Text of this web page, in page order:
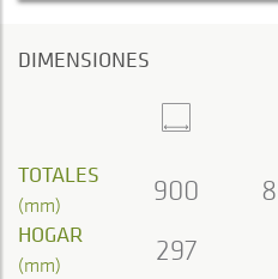
DIMENSIONES
TOTALES
(mm) 900
HOGAR
(mm) 297